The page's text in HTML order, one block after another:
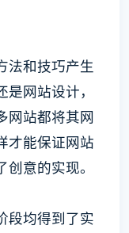
法和技巧产生
网站设计，
网站都将其网
才能保证网站
意的实现。
段均得到了实